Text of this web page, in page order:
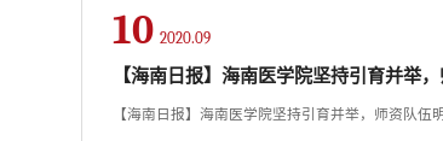
10 2020.09
【海南日报】海南医学院坚持引育并举
【海南日报】海南医学院坚持引育并举，师资队伍